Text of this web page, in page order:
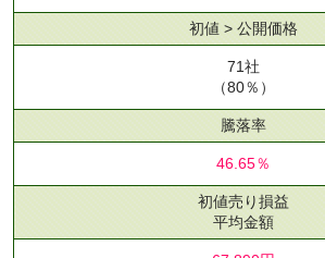
初値 > 公開価格
71社
（80％）
騰落率
46.65％
初値売り損益
平均金額